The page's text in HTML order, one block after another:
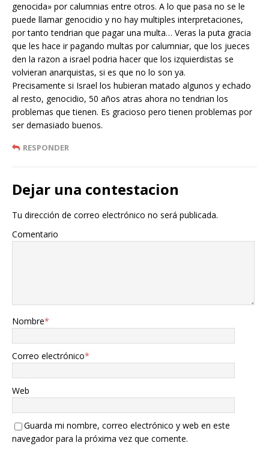
genocida» por calumnias entre otros. A lo que pasa no se le
puede llamar genocidio y no hay multiples interpretaciones,
por tanto tendrian que pagar una multa… Veras la puta gracia
que les hace ir pagando multas por calumniar, que los jueces
den la razon a israel podria hacer que los izquierdistas se
volvieran anarquistas, si es que no lo son ya.
Precisamente si Israel los hubieran matado algunos y echado
al resto, genocidio, 50 años atras ahora no tendrian los
problemas que tienen. Es gracioso pero tienen problemas por
ser demasiado buenos.
RESPONDER
Dejar una contestacion
Tu dirección de correo electrónico no será publicada.
Comentario
Nombre*
Correo electrónico*
Web
Guarda mi nombre, correo electrónico y web en este
navegador para la próxima vez que comente.